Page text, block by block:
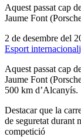
Aquest passat cap
Jaume Font
2 de desembre del
Esport internacional
Aquest passat cap
Jaume Font
500 km d’Alcanyís.
Destacar que la
de seguretat durant
competició